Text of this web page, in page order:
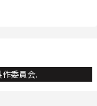
委員会.